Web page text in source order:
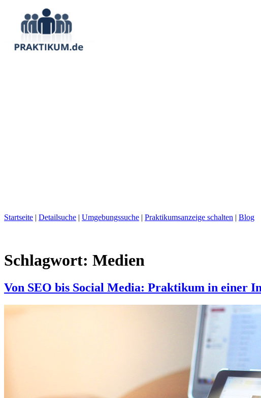
Startseite | Detailsuche | Umgebungssuche | Praktikumsanzeige schalten | Blog
Schlagwort: Medien
Von SEO bis Social Media: Praktikum in einer